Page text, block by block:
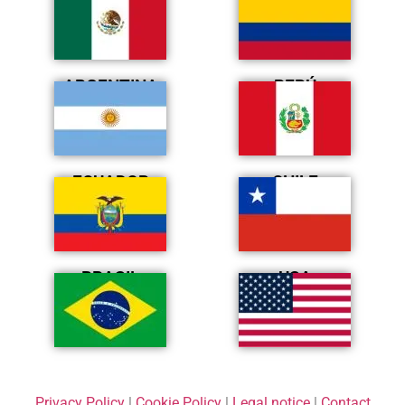
ARGENTINA PERÚ
ECUADOR CHILE
BRASIL USA